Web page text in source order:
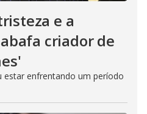
e a
criador de
estar enfrentando um período